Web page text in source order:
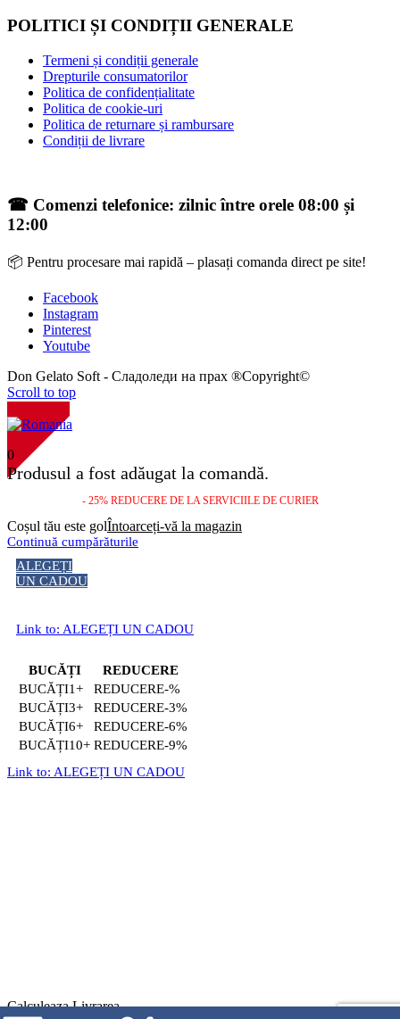
POLITICI ȘI CONDIȚII GENERALE
Termeni și condiții generale
Drepturile consumatorilor
Politica de confidențialitate
Politica de cookie-uri
Politica de returnare și rambursare
Condiții de livrare
☎ Comenzi telefonice: zilnic între orele 08:00 și
12:00
📦 Pentru procesare mai rapidă – plasați comanda direct pe site!
Facebook
Instagram
Pinterest
Youtube
Don Gelato Soft - Сладоледи на прах ®Copyright©
Scroll to top
0
Produsul a fost adăugat la comandă.
- 25% REDUCERE DE LA SERVICIILE DE CURIER
Coșul tău este golÎntoarceți-vă la magazin
Continuă cumpărăturile
ALEGEȚI
UN CADOU
Link to: ALEGEȚI UN CADOU
BUCĂȚI
REDUCERE
1+
-%
3+
-3%
6+
-6%
10+
-9%
Link to: ALEGEȚI UN CADOU
Calculeaza Livrarea